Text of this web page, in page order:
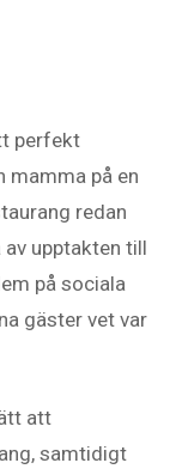
perfekt
mamma på en
redan
upptakten till
på sociala
gäster vet var
att
samtidigt